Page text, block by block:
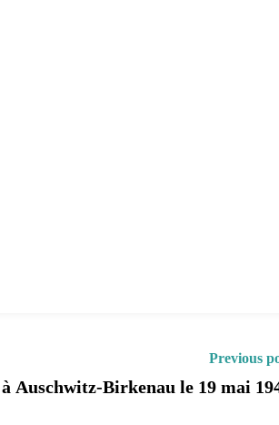
Previous
à Auschwitz-Birkenau le 19 mai